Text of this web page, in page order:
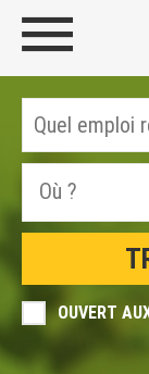
OUVERT